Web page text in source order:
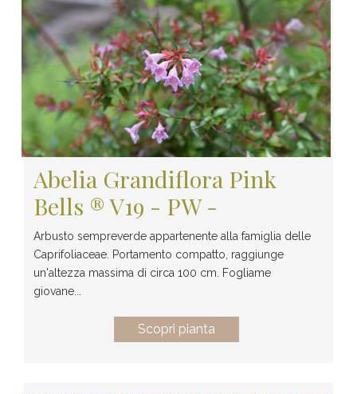
Abelia Grandiflora Pink
Bells ® V19 - PW -
Arbusto sempreverde appartenente alla famiglia delle
Caprifoliaceae. Portamento compatto, raggiunge
un'altezza massima di circa 100 cm. Fogliame
giovane...
Scopri pianta